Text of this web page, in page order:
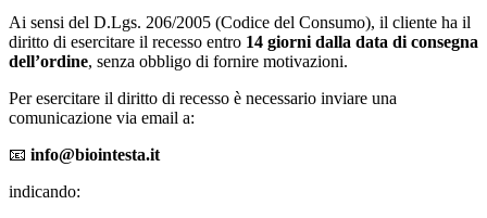
Ai sensi del D.Lgs. 206/2005 (Codice del Consumo), il cliente ha il
diritto di esercitare il recesso entro 14 giorni dalla data di consegna
dell’ordine, senza obbligo di fornire motivazioni.
Per esercitare il diritto di recesso è necessario inviare una
comunicazione via email a:
📧 info@biointesta.it
indicando: